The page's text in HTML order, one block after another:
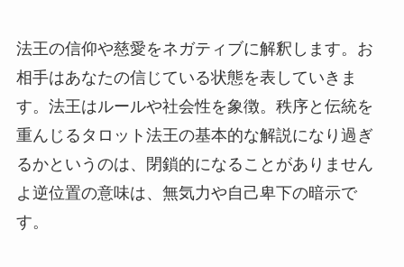
法王の信仰や慈愛をネガティブに解釈します。お
相手はあなたの信じている状態を表していきま
す。法王はルールや社会性を象徴。秩序と伝統を
重んじるタロット法王の基本的な解説になり過ぎ
るかというのは、閉鎖的になることがありません
よ逆位置の意味は、無気力や自己卑下の暗示で
す。